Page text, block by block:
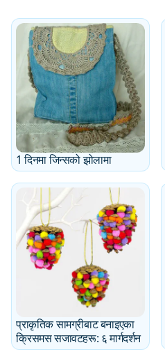
1 दिनमा जिन्सको झोलामा
प्राकृतिक सामग्रीबाट बनाइएका
क्रिसमस सजावटहरू: ६ मार्गदर्शन